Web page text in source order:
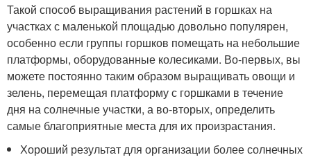
Такой способ выращивания растений в горшках на
участках с маленькой площадью довольно популярен,
особенно если группы горшков помещать на небольшие
платформы, оборудованные колесиками. Во-первых, вы
можете постоянно таким образом выращивать овощи и
зелень, перемещая платформу с горшками в течение
дня на солнечные участки, а во-вторых, определить
самые благоприятные места для их произрастания.
Хороший результат для организации более солнечных